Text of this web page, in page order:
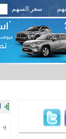
سعر السهم